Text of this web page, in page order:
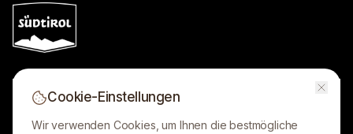
Cookie-Einstellungen
Wir verwenden Cookies, um Ihnen die bestmögliche
Lobis Böden GmbH